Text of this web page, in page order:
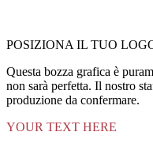
POSIZIONA IL TUO
Questa bozza grafica è
non sarà perfetta. Il nostro
produzione da confermare.
YOUR TEXT HERE